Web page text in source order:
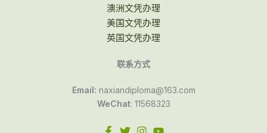
澳洲文凭办理
美国文凭办理
英国文凭办理
联系方式
Email: naxiandiploma@163.com
WeChat: 11568323